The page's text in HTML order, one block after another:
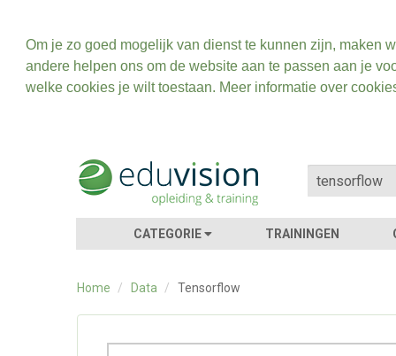
Om je zo goed mogelijk van dienst te kunnen zijn, maken
andere helpen ons om de website aan te passen aan je
welke cookies je wilt toestaan. Meer informatie over
CATEGORIE TRAININGEN
Home / Data / Tensorflow